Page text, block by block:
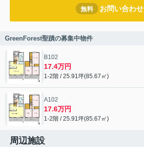
無料 お問い合わせ
GreenForest聖蹟の募集中物件
B102
17.4万円
1-2階 / 25.91坪(85.67㎡)
A102
17.6万円
1-2階 / 25.91坪(85.67㎡)
周辺施設